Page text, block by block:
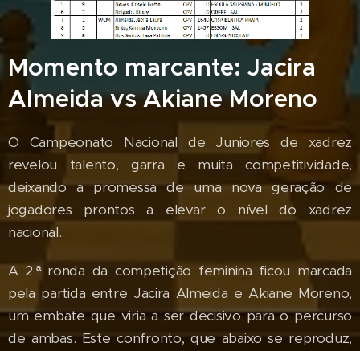
Momento marcante: Jacira
Almeida vs Akiane Moreno
O Campeonato Nacional de Juniores de xadrez
revelou talento, garra e muita competitividade,
deixando a promessa de uma nova geração de
jogadores prontos a elevar o nível do xadrez
nacional.
A 2.ª ronda da competição feminina ficou marcada
pela partida entre Jacira Almeida e Akiane Moreno,
um embate que viria a ser decisivo para o percurso
de ambas. Este confronto, que abaixo se reproduz,